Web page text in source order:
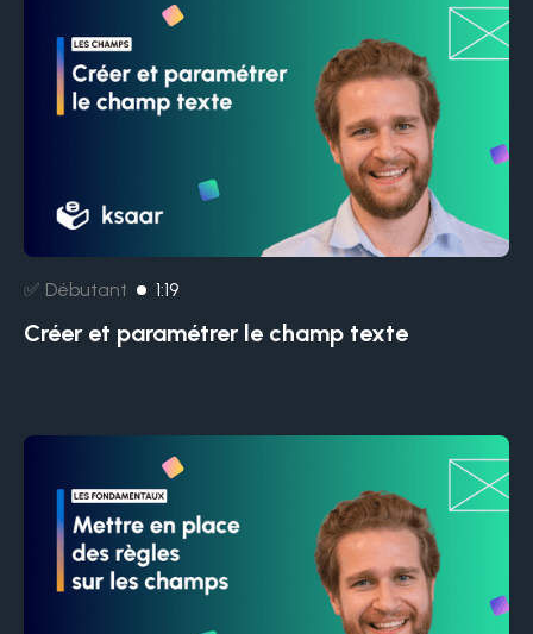
✅ Débutant 1:19
Créer et paramétrer le champ texte